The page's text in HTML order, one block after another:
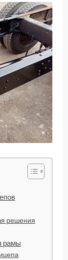
решения
рамы